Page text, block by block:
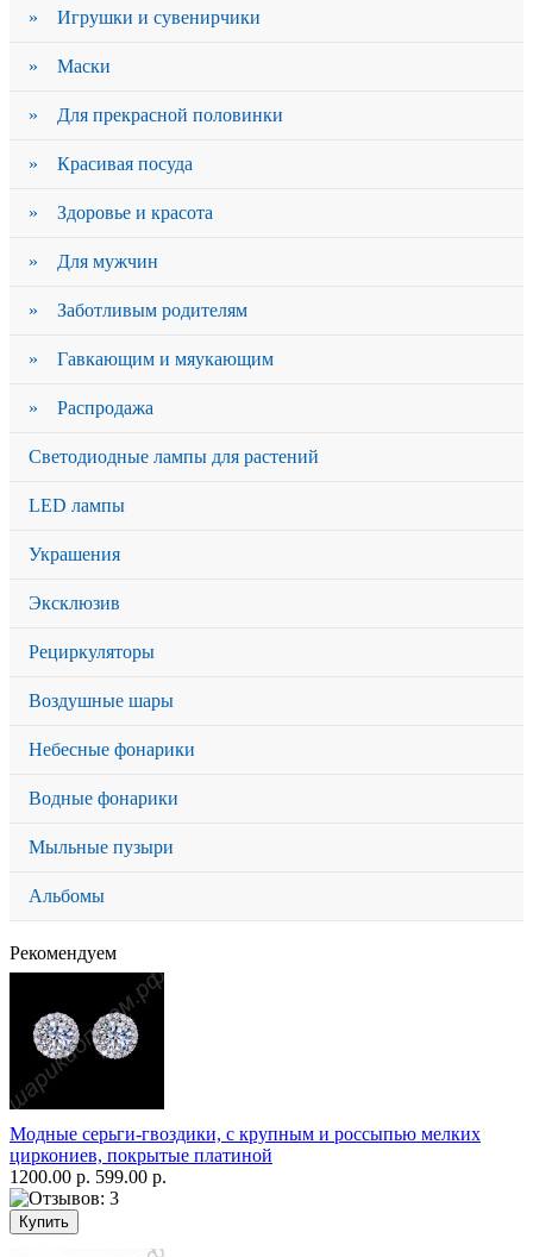
» Игрушки и сувенирчики
» Маски
» Для прекрасной половинки
» Красивая посуда
» Здоровье и красота
» Для мужчин
» Заботливым родителям
» Гавкающим и мяукающим
» Распродажа
Светодиодные лампы для растений
LED лампы
Украшения
Эксклюзив
Рециркуляторы
Воздушные шары
Небесные фонарики
Водные фонарики
Мыльные пузыри
Альбомы
Рекомендуем
Модные серьги-гвоздики, с крупным и россыпью мелких
циркониев, покрытые платиной
1200.00 р. 599.00 р.